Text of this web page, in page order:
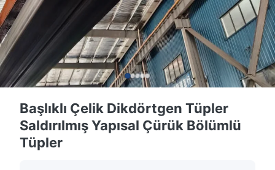
Başlıklı Çelik Dikdörtgen Tüpler
Saldırılmış Yapısal Çürük Bölümlü
Tüpler